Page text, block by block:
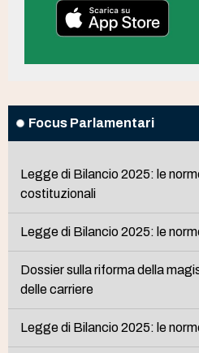
Focus Parlamentari
Legge di Bilancio 2025: le
costituzionali
Legge di Bilancio 2025: le
Dossier sulla riforma della
delle carriere
Legge di Bilancio 2025: le